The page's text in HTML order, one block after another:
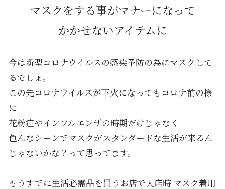
マスクをする事がマナーになって
かかせないアイテムに
今は新型コロナウイルスの感染予防の為にマスクして
るでしょ。
この先コロナウイルスが下火になってもコロナ前の様
に
花粉症やインフルエンザの時期だけじゃなく
色んなシーンでマスクがスタンダードな生活が来るん
じゃないかな？って思ってます。
もうすでに生活必需品を買うお店で入店時 マスク着用